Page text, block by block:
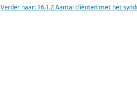
Verder naar: 16.1.2 Aantal cliënten met het